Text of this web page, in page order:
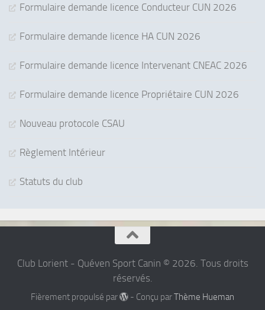
Formulaire demande licence Conducteur CUN 2026
Formulaire demande licence HA CUN 2026
Formulaire demande licence Intervenant CNEAC 2026
Formulaire demande licence Propriétaire CUN 2026
Nouveau protocole CSAU
Règlement Intérieur
Statuts du club
Club Lorient - Quéven Sport Canin © 2026. Tous droits
réservés.
Fièrement propulsé par - Conçu parThème Hueman